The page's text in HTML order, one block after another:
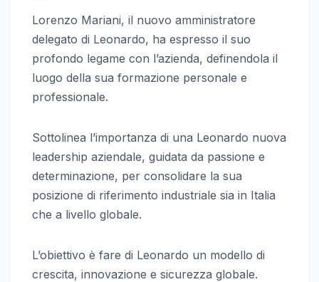
Lorenzo Mariani, il nuovo amministratore
delegato di Leonardo, ha espresso il suo
profondo legame con l’azienda, definendola il
luogo della sua formazione personale e
professionale.
Sottolinea l’importanza di una Leonardo nuova
leadership aziendale, guidata da passione e
determinazione, per consolidare la sua
posizione di riferimento industriale sia in Italia
che a livello globale.
L’obiettivo è fare di Leonardo un modello di
crescita, innovazione e sicurezza globale.